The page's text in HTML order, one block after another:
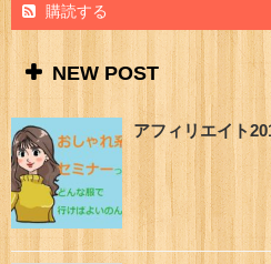
購読する
NEW POST
アフィリエイト